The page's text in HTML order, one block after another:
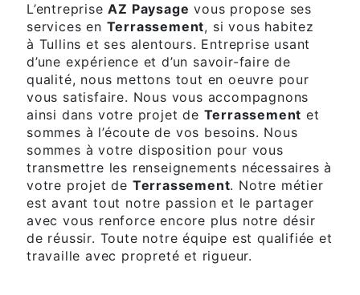
L’entrepriseAZ Paysage vous propose ses
services en Terrassement, si vous habitez
à Tullins et ses alentours. Entreprise usant
d’une expérience et d’un savoir-faire de
qualité, nous mettons tout en oeuvre pour
vous satisfaire. Nous vous accompagnons
ainsi dans votre projet de Terrassement et
sommes à l’écoute de vos besoins. Nous
sommes à votre disposition pour vous
transmettre les renseignements nécessaires à
votre projet de Terrassement. Notre métier
est avant tout notre passion et le partager
avec vous renforce encore plus notre désir
de réussir. Toute notre équipe est qualifiée et
travaille avec propreté et rigueur.